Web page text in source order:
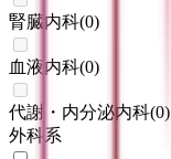
腎臓内科(0)
血液内科(0)
代謝・内分泌内科(0)
外科系